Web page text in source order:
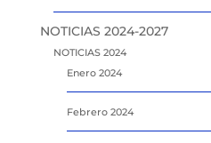
NOTICIAS 2024-2027
NOTICIAS 2024
Enero 2024
Febrero 2024